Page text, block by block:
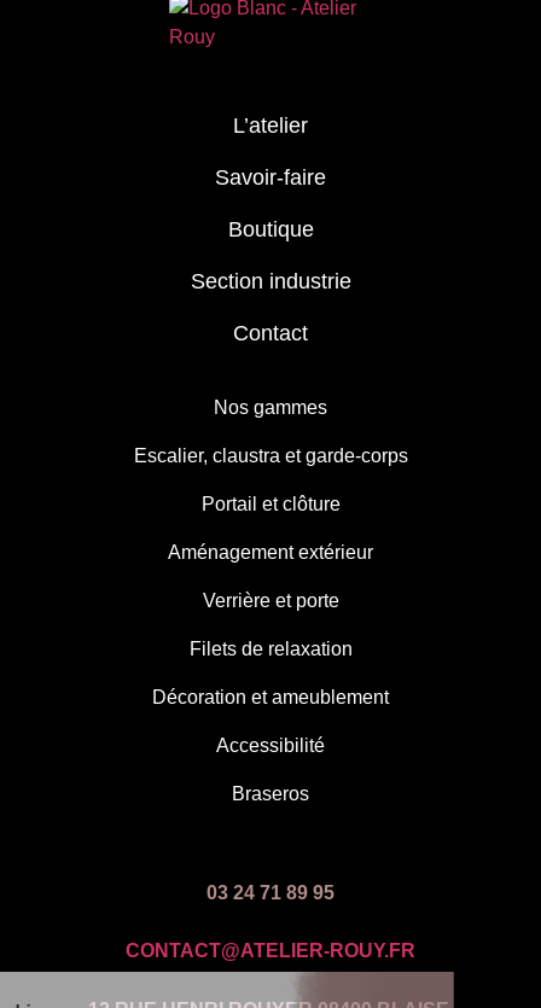
L’atelier
Savoir-faire
Boutique
Section industrie
Contact
Nos gammes
Escalier, claustra et garde-corps
Portail et clôture
Aménagement extérieur
Verrière et porte
Filets de relaxation
Décoration et ameublement
Accessibilité
Braseros
03 24 71 89 95
CONTACT@ATELIER-ROUY.FR